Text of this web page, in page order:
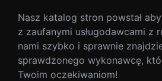
Nasz katalog stron powstał
z zaufanymi usługodawcami z
nami szybko i sprawnie
sprawdzonego wykonawcę,
Twoim oczekiwaniom!